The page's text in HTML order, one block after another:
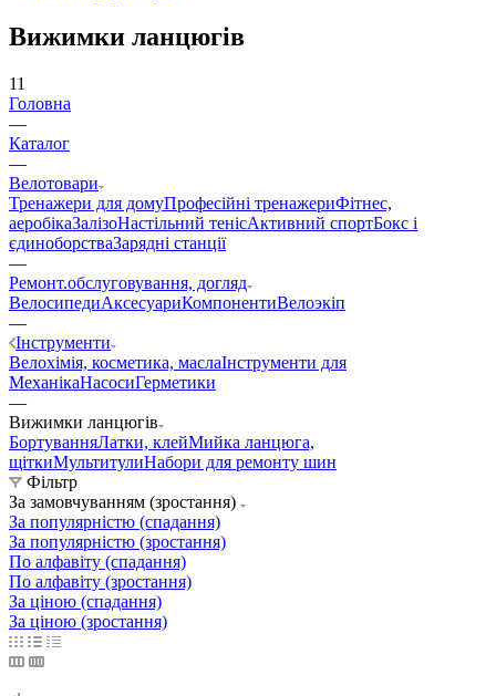
Вижимки ланцюгів
11
Головна
—
Каталог
—
Велотовари
Тренажери для домуПрофесійні тренажериФітнес,
аеробікаЗалізоНастільний тенісАктивний спортБокс і
єдиноборстваЗарядні станції
—
Ремонт.обслуговування, догляд
ВелосипедиАксесуариКомпонентиВелоэкіп
—
Інструменти
Велохімія, косметика, маслаІнструменти для
МеханікаНасосиГерметики
—
Вижимки ланцюгів
БортуванняЛатки, клейМийка ланцюга,
щіткиМультитулиНабори для ремонту шин
Фільтр
За замовчуванням (зростання)
За популярністю (спадання)
За популярністю (зростання)
По алфавіту (спадання)
По алфавіту (зростання)
За ціною (спадання)
За ціною (зростання)